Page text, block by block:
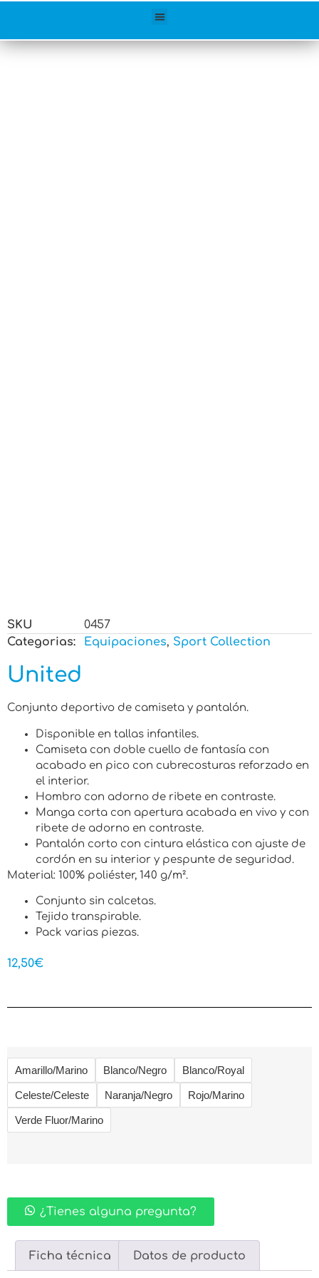
SKU
0457
Categorias:
Equipaciones, Sport Collection
United
Conjunto deportivo de camiseta y pantalón.
Disponible en tallas infantiles.
Camiseta con doble cuello de fantasía con
acabado en pico con cubrecosturas reforzado en
el interior.
Hombro con adorno de ribete en contraste.
Manga corta con apertura acabada en vivo y con
ribete de adorno en contraste.
Pantalón corto con cintura elástica con ajuste de
cordón en su interior y pespunte de seguridad.
Material: 100% poliéster, 140 g/m².
Conjunto sin calcetas.
Tejido transpirable.
Pack varias piezas.
12,50€
Amarillo/Marino Blanco/Negro Blanco/Royal
Celeste/Celeste Naranja/Negro Rojo/Marino
Verde Fluor/Marino
¿Tienes alguna pregunta?
Ficha técnica Datos de producto